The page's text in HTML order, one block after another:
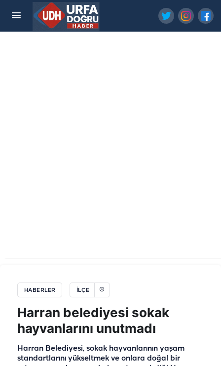
HABERLER İLÇE
Harran belediyesi sokak
hayvanlarını unutmadı
Harran Belediyesi, sokak hayvanlarının yaşam
standartlarını yükseltmek ve onlara doğal bir
Harran belediyesi sokak hayvanlarını unutmadı